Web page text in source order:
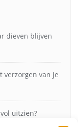
dieven blijven
verzorgen van je
uitzien?